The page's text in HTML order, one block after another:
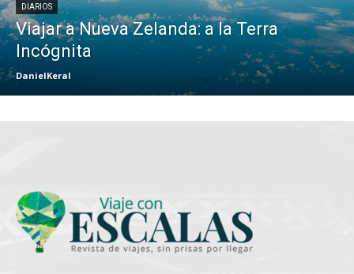
DIARIOS
Viajar a Nueva Zelanda: a la Terra
Incógnita
DanielKeral